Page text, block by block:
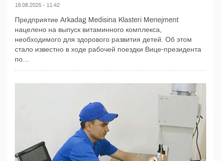
18.08.2025 - 11:42
Предприятие Arkadag Medisina Klasteri Menejment
нацелено на выпуск витаминного комплекса,
необходимого для здорового развития детей. Об этом
стало известно в ходе рабочей поездки Вице-президента
по...